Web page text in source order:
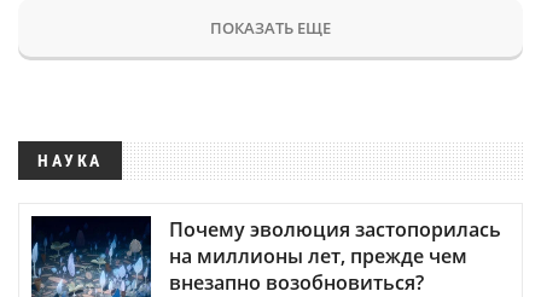
ПОКАЗАТЬ ЕЩЕ
НАУКА
Почему эволюция застопорилась
на миллионы лет, прежде чем
внезапно возобновиться?